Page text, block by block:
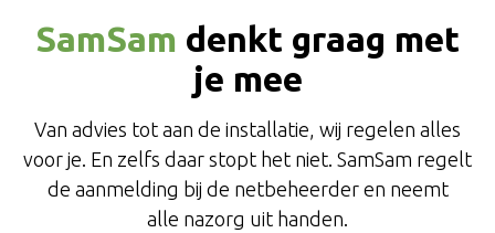
SamSam denkt graag met
je mee
Van advies tot aan de installatie, wij regelen alles
voor je. En zelfs daar stopt het niet. SamSam regelt
de aanmelding bij de netbeheerder en neemt
alle nazorg uit handen.